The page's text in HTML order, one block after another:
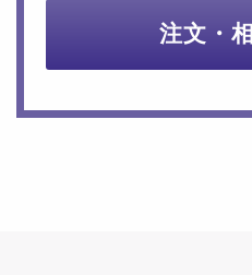
注文・